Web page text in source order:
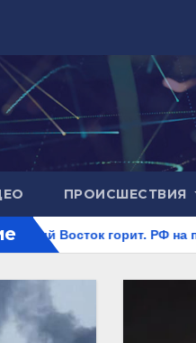
ПРОИСШЕСТВИЯ
РФ на перекрестке рисков.